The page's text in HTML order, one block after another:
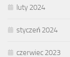
luty 2024
styczeń 2024
czerwiec 2023